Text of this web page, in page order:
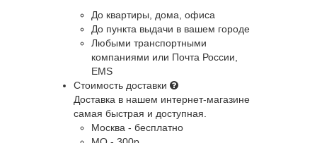
До квартиры, дома, офиса
До пункта выдачи в вашем городе
Любыми транспортными
компаниями или Почта России,
EMS
Стоимость доставки
Доставка в нашем интернет-магазине
самая быстрая и доступная.
Москва - бесплатно